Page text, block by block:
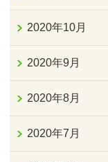
2020年10月
2020年9月
2020年8月
2020年7月